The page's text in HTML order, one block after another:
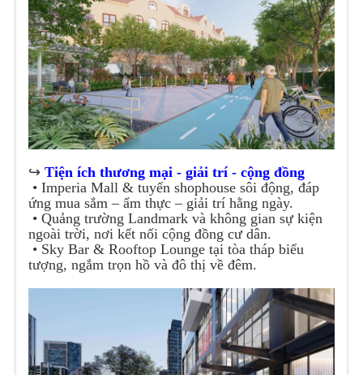
↪️Tiện ích thương mại - giải trí - cộng đồng
• Imperia Mall & tuyến shophouse sôi động, đáp
ứng mua sắm – ẩm thực – giải trí hằng ngày.
• Quảng trường Landmark và không gian sự kiện
ngoài trời, nơi kết nối cộng đồng cư dân.
• Sky Bar & Rooftop Lounge tại tòa tháp biểu
tượng, ngắm trọn hồ và đô thị về đêm.